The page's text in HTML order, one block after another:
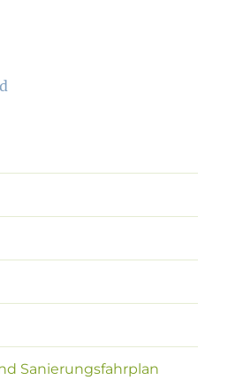
Sanierungsfahrplan